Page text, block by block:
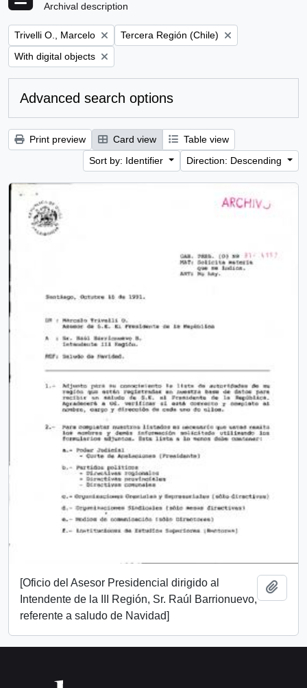
Archival description
Remove filter:
Trivelli O., Marcelo Remove filter:
Tercera Región (Chile)
Remove filter:
With digital objects
Advanced search options
Print preview Card view
Table view
Sort by: Identifier
Direction: Descending
[Oficio del Asesor Presidencial dirigido al
Intendente de la III Región, Sr. Raúl Barrionuevo,
referente a saludo de Navidad]